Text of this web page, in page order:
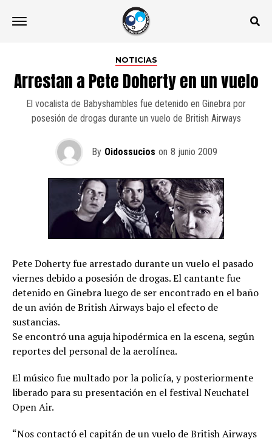
NOTICIAS
Arrestan a Pete Doherty en un vuelo
El vocalista de Babyshambles fue detenido en Ginebra por
posesión de drogas durante un vuelo de British Airways
By Oidossucios on 8 junio 2009
Pete Doherty fue arrestado durante un vuelo el pasado
viernes debido a posesión de drogas. El cantante fue
detenido en Ginebra luego de ser encontrado en el baño
de un avión de British Airways bajo el efecto de
sustancias.
Se encontró una aguja hipodérmica en la escena, según
reportes del personal de la aerolínea.
El músico fue multado por la policía, y posteriormente
liberado para su presentación en el festival Neuchatel
Open Air.
“Nos contactó el capitán de un vuelo de British Airways